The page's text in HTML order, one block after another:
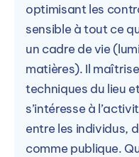
optimisant les
sensible à tout ce
un cadre de vie
matières). Il
techniques du lieu
s’intéresse à
entre les individus,
comme publique.